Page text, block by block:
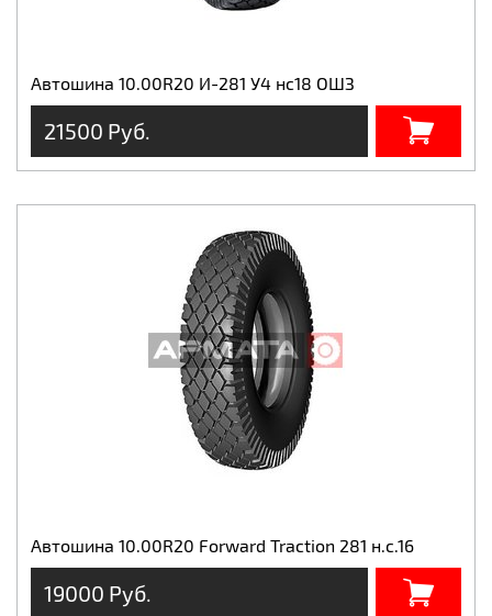
Автошина 10.00R20 И-281 У4 нс18 ОШЗ
21500 Руб.
Автошина 10.00R20 Forward Traction 281 н.с.16
19000 Руб.